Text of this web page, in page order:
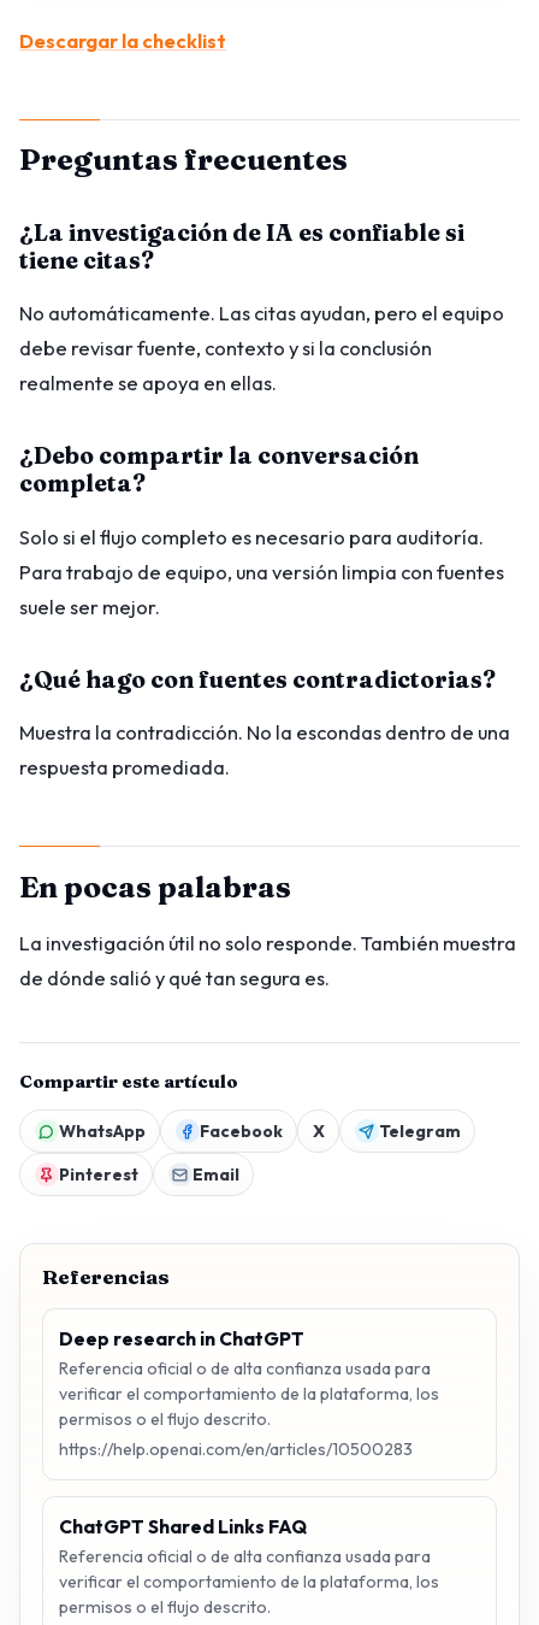
Descargar la checklist
Preguntas frecuentes
¿La investigación de IA es confiable si
tiene citas?
No automáticamente. Las citas ayudan, pero el equipo
debe revisar fuente, contexto y si la conclusión
realmente se apoya en ellas.
¿Debo compartir la conversación
completa?
Solo si el flujo completo es necesario para auditoría.
Para trabajo de equipo, una versión limpia con fuentes
suele ser mejor.
¿Qué hago con fuentes contradictorias?
Muestra la contradicción. No la escondas dentro de una
respuesta promediada.
En pocas palabras
La investigación útil no solo responde. También muestra
de dónde salió y qué tan segura es.
Compartir este artículo
WhatsApp Facebook X
Telegram
Pinterest
Email
Referencias
Deep research in ChatGPT
Referencia oficial o de alta confianza usada para
verificar el comportamiento de la plataforma, los
permisos o el flujo descrito.
https://help.openai.com/en/articles/10500283
ChatGPT Shared Links FAQ
Referencia oficial o de alta confianza usada para
verificar el comportamiento de la plataforma, los
permisos o el flujo descrito.